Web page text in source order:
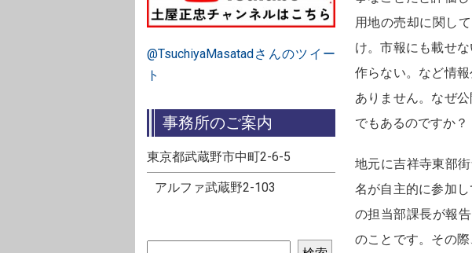
@TsuchiyaMasatadさんのツイー
ト
事務所のご案内
東京都武蔵野市中町2-6-5
アルファ武蔵野2-103
用地の売却に関し
け。市報にも載せ
作らない。など情
ありません。なぜ
でもあるのですか？
地元に吉祥寺東部
名が自主的に参加
の担当部課長が報
のことです。その